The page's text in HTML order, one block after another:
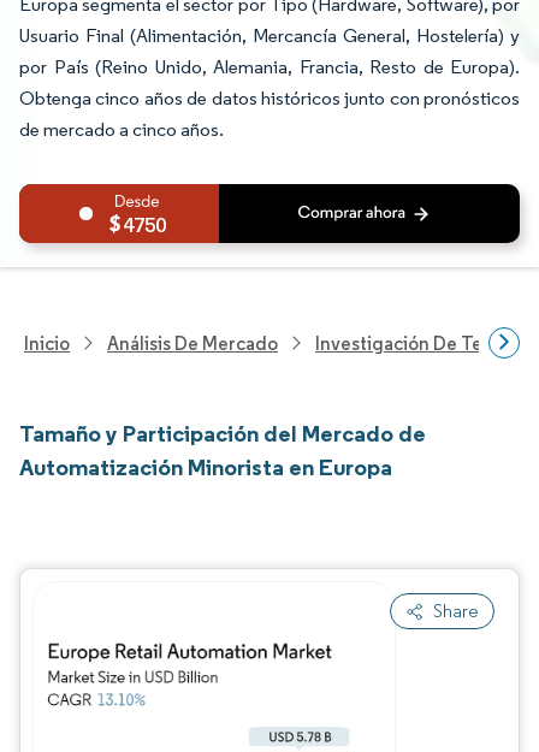
Usuario Final (Alimentación, Mercancía General, Hostelería) y
por País (Reino Unido, Alemania, Francia, Resto de Europa).
Obtenga cinco años de datos históricos junto con pronósticos
de mercado a cinco años.
4750
Inicio Análisis De Mercado Investigación De
Tamaño y Participación del Mercado de
Automatización Minorista en Europa
Share